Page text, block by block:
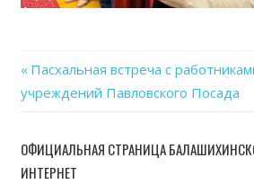
Навигация
записям
Previous
Post:
Пасхальная встреча с
учреждений Павловского Посада
ОФИЦИАЛЬНАЯ СТРАНИЦА
ИНТЕРНЕТ